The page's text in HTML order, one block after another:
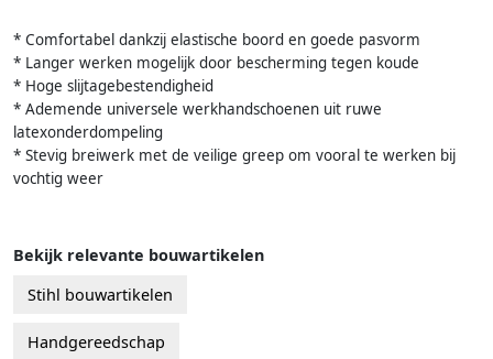
* Comfortabel dankzij elastische boord en goede pasvorm
* Langer werken mogelijk door bescherming tegen koude
* Hoge slijtagebestendigheid
* Ademende universele werkhandschoenen uit ruwe
latexonderdompeling
* Stevig breiwerk met de veilige greep om vooral te werken bij
vochtig weer
Bekijk relevante bouwartikelen
Stihl bouwartikelen
Handgereedschap